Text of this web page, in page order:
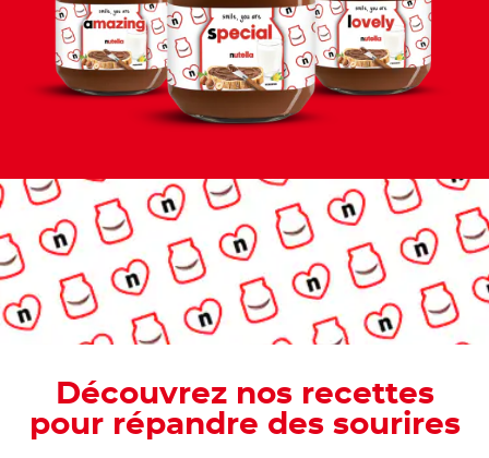
Découvrez nos recettes
pour répandre des sourires